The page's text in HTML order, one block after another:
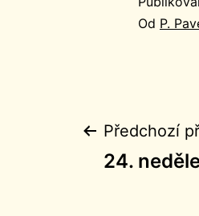
Od P.
Předchozí
24.